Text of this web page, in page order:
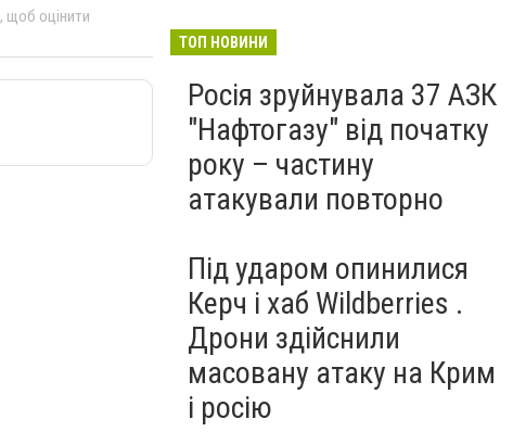
, щоб оцінити
ППО
ТОП НОВИНИ
Росія зруйнувала 37 АЗК
"Нафтогазу" від початку
року – частину
атакували повторно
Під ударом опинилися
Керч і хаб Wildberries .
Дрони здійснили
масовану атаку на Крим
і росію